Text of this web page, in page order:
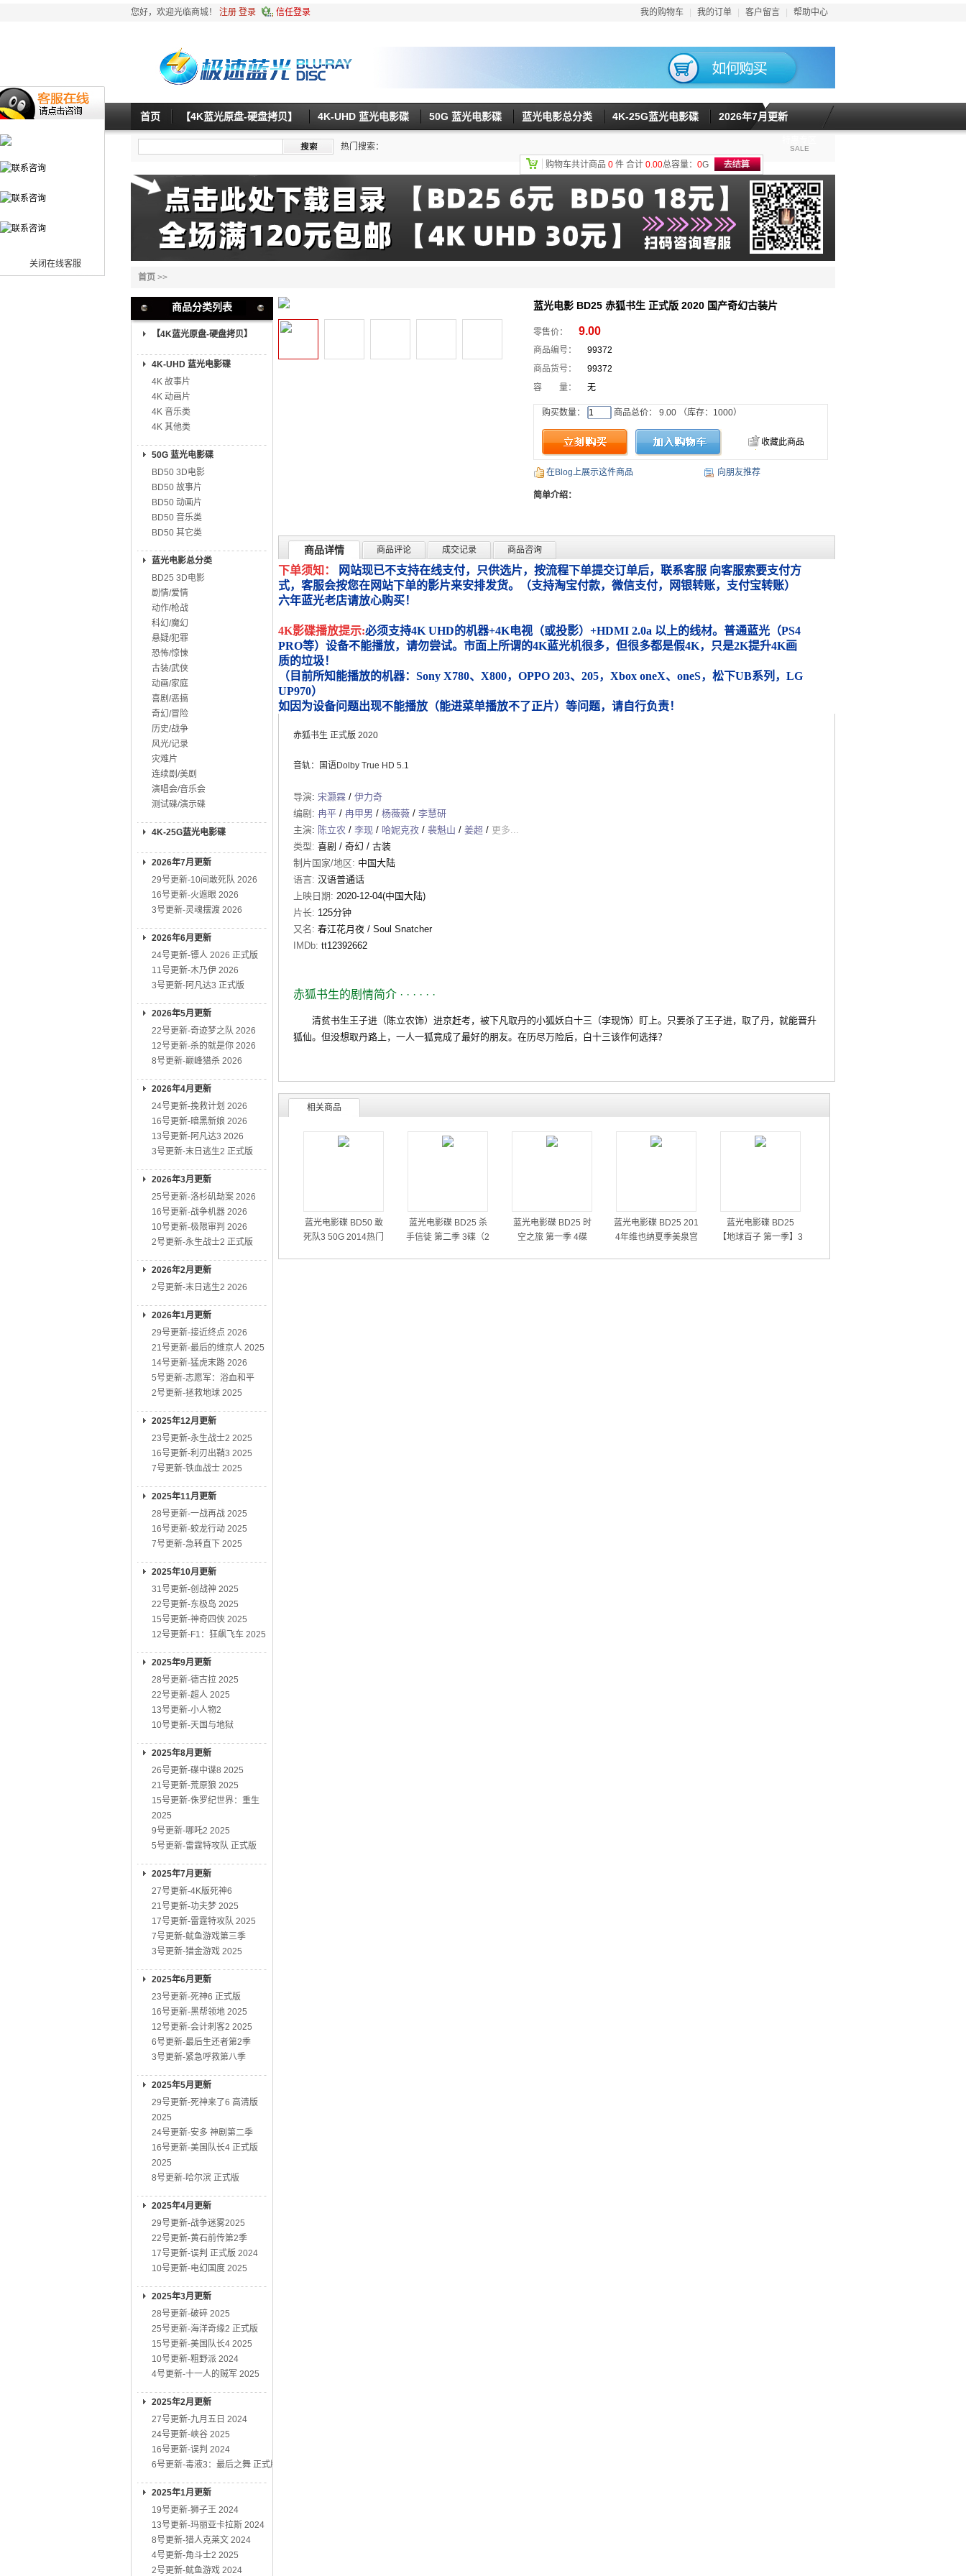
关闭在线客服
您好，欢迎光临商城！ 注册 登录 信任登录 我的购物车 我的订单 客户留言 帮助中心
首页 【4K蓝光原盘-硬盘拷贝】 4K-UHD 蓝光电影碟 50G 蓝光电影碟 蓝光电影总分类 4K-25G蓝光电影碟 2026年7月更新
SALE
热门搜索：
购物车共计商品 0 件 合计 0.00总容量： 0G
首页 >>
商品分类列表
【4K蓝光原盘-硬盘拷贝】
4K-UHD 蓝光电影碟
4K 故事片
4K 动画片
4K 音乐类
4K 其他类
50G 蓝光电影碟
BD50 3D电影
BD50 故事片
BD50 动画片
BD50 音乐类
BD50 其它类
蓝光电影总分类
BD25 3D电影
剧情/爱情
动作/枪战
科幻/魔幻
悬疑/犯罪
恐怖/惊悚
古装/武侠
动画/家庭
喜剧/恶搞
奇幻/冒险
历史/战争
风光/记录
灾难片
连续剧/美剧
演唱会/音乐会
测试碟/演示碟
4K-25G蓝光电影碟
2026年7月更新
29号更新-10间敢死队 2026
16号更新-火遮眼 2026
3号更新-灵魂摆渡 2026
2026年6月更新
24号更新-镖人 2026 正式版
11号更新-木乃伊 2026
3号更新-阿凡达3 正式版
2026年5月更新
22号更新-奇迹梦之队 2026
12号更新-杀的就是你 2026
8号更新-巅峰猎杀 2026
2026年4月更新
24号更新-挽救计划 2026
16号更新-暗黑新娘 2026
13号更新-阿凡达3 2026
3号更新-末日逃生2 正式版
2026年3月更新
25号更新-洛杉矶劫案 2026
16号更新-战争机器 2026
10号更新-极限审判 2026
2号更新-永生战士2 正式版
2026年2月更新
2号更新-末日逃生2 2026
2026年1月更新
29号更新-接近终点 2026
21号更新-最后的维京人 2025
14号更新-猛虎末路 2026
5号更新-志愿军：浴血和平
2号更新-拯救地球 2025
2025年12月更新
23号更新-永生战士2 2025
16号更新-利刃出鞘3 2025
7号更新-铁血战士 2025
2025年11月更新
28号更新-一战再战 2025
16号更新-蛟龙行动 2025
7号更新-急转直下 2025
2025年10月更新
31号更新-创战神 2025
22号更新-东极岛 2025
15号更新-神奇四侠 2025
12号更新-F1：狂飙飞车 2025
2025年9月更新
28号更新-德古拉 2025
22号更新-超人 2025
13号更新-小人物2
10号更新-天国与地狱
2025年8月更新
26号更新-碟中谍8 2025
21号更新-荒原狼 2025
15号更新-侏罗纪世界：重生
2025
9号更新-哪吒2 2025
5号更新-雷霆特攻队 正式版
2025年7月更新
27号更新-4K版死神6
21号更新-功夫梦 2025
17号更新-雷霆特攻队 2025
7号更新-鱿鱼游戏第三季
3号更新-猎金游戏 2025
2025年6月更新
23号更新-死神6 正式版
16号更新-黑帮领地 2025
12号更新-会计刺客2 2025
6号更新-最后生还者第2季
3号更新-紧急呼救第八季
2025年5月更新
29号更新-死神来了6 高清版
2025
24号更新-安多 神剧第二季
16号更新-美国队长4 正式版
2025
8号更新-哈尔滨 正式版
2025年4月更新
29号更新-战争迷雾2025
22号更新-黄石前传第2季
17号更新-误判 正式版 2024
10号更新-电幻国度 2025
2025年3月更新
28号更新-破碎 2025
25号更新-海洋奇缘2 正式版
15号更新-美国队长4 2025
10号更新-粗野派 2024
4号更新-十一人的贼军 2025
2025年2月更新
27号更新-九月五日 2024
24号更新-峡谷 2025
16号更新-误判 2024
6号更新-毒液3：最后之舞 正式版
2025年1月更新
19号更新-狮子王 2024
13号更新-玛丽亚卡拉斯 2024
8号更新-猎人克莱文 2024
4号更新-角斗士2 2025
2号更新-鱿鱼游戏 2024
蓝光电影 BD25 赤狐书生 正式版 2020 国产奇幻古装片
零售价： 9.00
商品编号：
99372
商品货号：
99372
容 量：
无
购买数量： 商品总价： 9.00 （库存： 1000）
收藏此商品
在Blog上展示这件商品 向朋友推荐
简单介绍：
商品详情 商品评论 成交记录 商品咨询
下单须知：
网站现已不支持在线支付，只供选片，按流程下单提交订单后，联系客服 向客服索要支付方
式，客服会按您在网站下单的影片来安排发货。（支持淘宝付款，微信支付，网银转账，支付宝转账）
六年蓝光老店请放心购买！
4K影碟播放提示:必须支持4K UHD的机器+4K电视（或投影）+HDMI 2.0a 以上的线材。普通蓝光（PS4
PRO等）设备不能播放，请勿尝试。市面上所谓的4K蓝光机很多，但很多都是假4K，只是2K提升4K画
质的垃圾！
（目前所知能播放的机器：Sony X780、X800，OPPO 203、205，Xbox oneX、oneS，松下UB系列，LG
UP970）
如因为设备问题出现不能播放（能进菜单播放不了正片）等问题，请自行负责！
赤狐书生 正式版 2020
音轨：国语Dolby True HD 5.1
导演: 宋灏霖 / 伊力奇
编剧 : 冉平 / 冉甲男 / 杨薇薇 / 李慧研
主演: 陈立农 / 李现 / 哈妮克孜 / 裴魁山 / 姜超 / 更多...
类型: 喜剧 / 奇幻 / 古装
制片国家/地区: 中国大陆
语言: 汉语普通话
上映日期: 2020-12-04(中国大陆)
片长: 125分钟
又名: 春江花月夜 / Soul Snatcher
IMDb: tt12392662
赤狐书生的剧情简介 · · · · · ·
清贫书生王子进（陈立农饰）进京赶考，被下凡取丹的小狐妖白十三（李现饰）盯上。只要杀了王子进，取了丹，就能晋升
狐仙。但没想取丹路上，一人一狐竟成了最好的朋友。在历尽万险后，白十三该作何选择？
相关商品
蓝光电影碟 BD50 敢
死队3 50G 2014热门
蓝光电影碟 BD25 杀
手信徒 第二季 3碟（2
蓝光电影碟 BD25 时
空之旅 第一季 4碟
蓝光电影碟 BD25 201
4年维也纳夏季美泉宫
蓝光电影碟 BD25
【地球百子 第一季】3